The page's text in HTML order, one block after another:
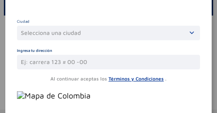
Te puede interesar
Ciudad
Selecciona una ciudad
Ingresa tu dirección
Al continuar aceptas los Términos y Condiciones .